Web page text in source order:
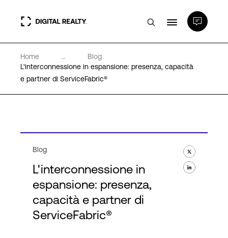
Data center
PlatformDIGITAL®
Chi Siamo
Home ...
Blog
L'interconnessione in espansione: presenza, capacità
e partner di ServiceFabric®
Blog
L'interconnessione in
espansione: presenza,
capacità e partner di
ServiceFabric®